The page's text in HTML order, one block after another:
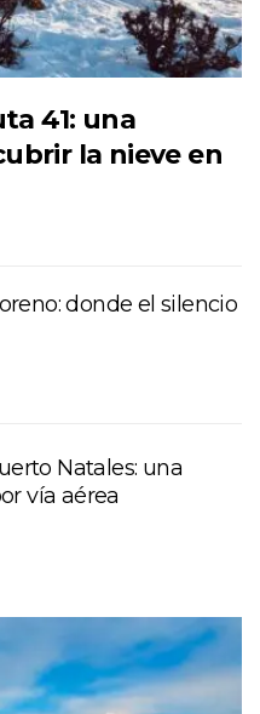
41: una
la nieve en
donde el silencio
Natales: una
vía aérea